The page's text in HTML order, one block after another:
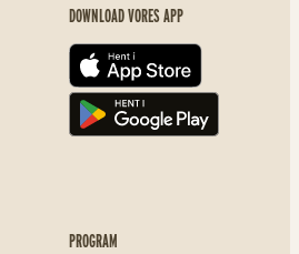
DOWNLOAD VORES APP
App store
Play store
PROGRAM